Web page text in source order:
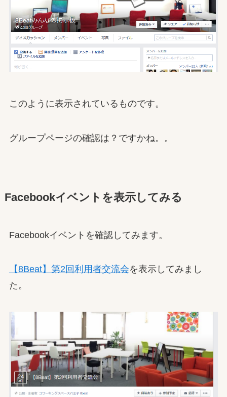
このように表示されているものです。
グループページの確認は？ですかね。。
Facebookイベントを表示してみる
Facebookイベントを確認してみます。
【8Beat】第2回利用者交流会を表示してみまし
た。